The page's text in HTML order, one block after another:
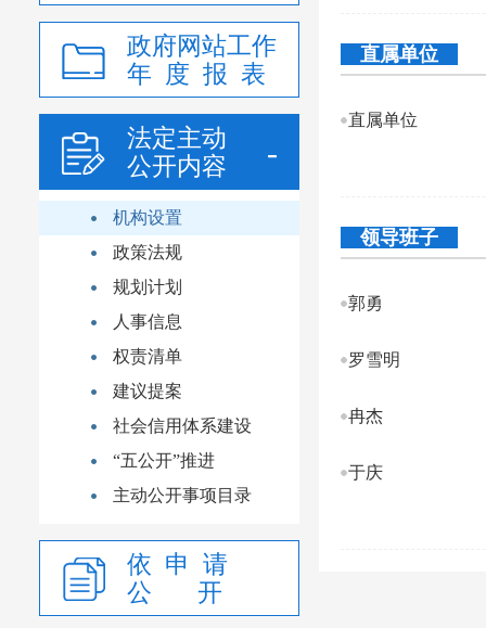
政府网站工作
年 度 报 表
法定主动
公开内容
机构设置
政策法规
规划计划
人事信息
权责清单
建议提案
社会信用体系建设
“五公开”推进
主动公开事项目录
依 申 请
公 开
直属单位
直属单位
领导班子
郭勇
罗雪明
冉杰
于庆